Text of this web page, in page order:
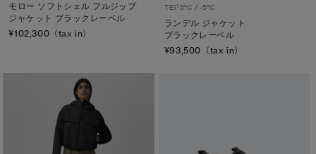
モロー ソフトシェル フルジップ
ジャケット ブラックレーベル
¥102,300（tax in）
TEI15°C / -5°C
ランデル ジャケット
ブラックレーベル
¥93,500（tax in）